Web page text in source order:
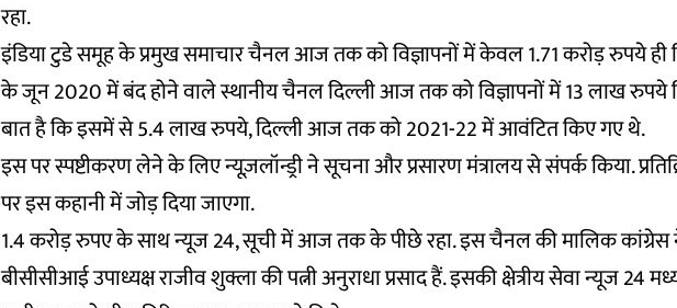
रहा.
इंडिया टुडे समूह के प्रमुख समाचार चैनल आज तक को विज्ञापनों में केवल 1.71 करोड़ रुपये
के जून 2020 में बंद होने वाले स्थानीय चैनल दिल्ली आज तक को विज्ञापनों में 13 लाख रुपये
बात है कि इसमें से 5.4 लाख रुपये, दिल्ली आज तक को 2021-22 में आवंटित किए गए थे.
इस पर स्पष्टीकरण लेने के लिए न्यूज़लॉन्ड्री ने सूचना और प्रसारण मंत्रालय से संपर्क किया.
पर इस कहानी में जोड़ दिया जाएगा.
1.4 करोड़ रुपए के साथ न्यूज 24, सूची में आज तक के पीछे रहा. इस चैनल की मालिक
बीसीसीआई उपाध्यक्ष राजीव शुक्ला की पत्नी अनुराधा प्रसाद हैं. इसकी क्षेत्रीय सेवा न्यूज 24